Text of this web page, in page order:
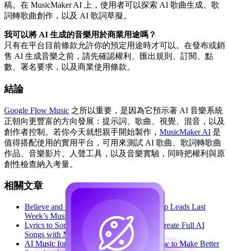
稿。在 MusicMaker AI 上，使用者可以探索 AI 歌曲生成、歌
詞轉歌曲創作，以及 AI 歌詞草擬。
我可以將 AI 生成的音樂用於商業用途嗎？
只有在平台目前條款允許你的預定用途時才可以。在發布或銷
售 AI 生成音樂之前，請先確認權利、匯出規則、訂閱、點
數、署名要求，以及商業使用條款。
結論
Google Flow Music 之所以重要，是因為它預示著 AI 音樂系統
正朝向更豐富的方向發展：提示詞、歌曲、視覺、混音，以及
創作者控制。若你今天就想親手開始製作， MusicMaker AI 是
值得搭配使用的實用平台，可用來測試 AI 歌曲、歌詞轉歌曲
作品、音樂影片、人聲工具，以及音樂實驗，同時把權利與原
創性檢查納入考量。
相關文章
Believe and Google Flow Music Partnership Leads Last
Week’s Music Industry News
Lyrics to Song with Suno AI Alternative: Create Full AI
Songs with MusicMaker AI
AI Music for YouTube Video Creation: How to Make Better